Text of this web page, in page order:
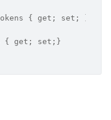
{ get; set; }
{ get; set;}